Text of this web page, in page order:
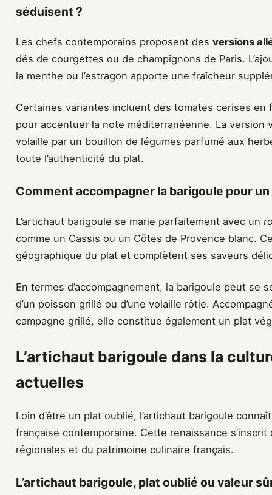
séduisent ?
Les chefs contemporains proposent des versions
dés de courgettes ou de champignons de Paris.
la menthe ou l’estragon apporte une fraîcheur
Certaines variantes incluent des tomates cerises
pour accentuer la note méditerranéenne. La version
volaille par un bouillon de légumes parfumé aux
toute l’authenticité du plat.
Comment accompagner la barigoule pour
L’artichaut barigoule se marie parfaitement avec un
comme un Cassis ou un Côtes de Provence blanc.
géographique du plat et complètent ses saveurs
En termes d’accompagnement, la barigoule peut se
d’un poisson grillé ou d’une volaille rôtie.
campagne grillé, elle constitue également un plat
L’artichaut barigoule dans la
actuelles
Loin d’être un plat oublié, l’artichaut barigoule
française contemporaine. Cette renaissance
régionales et du patrimoine culinaire français.
L’artichaut barigoule, plat oublié ou valeur